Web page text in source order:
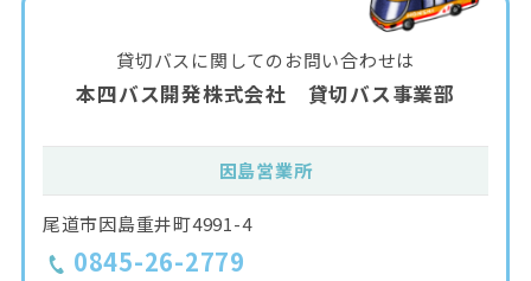
貸切バスに関してのお問い合わせは
本四バス開発株式会社 貸切バス事業部
因島営業所
尾道市因島重井町4991-4
0845-26-2779